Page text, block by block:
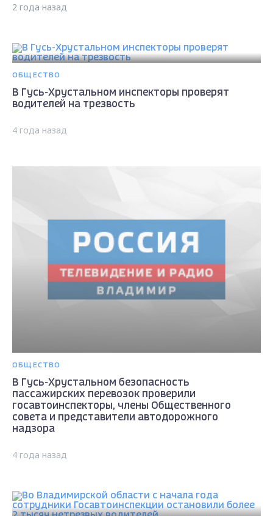
2 года назад
ОБЩЕСТВО
В Гусь-Хрустальном инспекторы проверят
водителей на трезвость
4 года назад
ОБЩЕСТВО
В Гусь-Хрустальном безопасность
пассажирских перевозок проверили
госавтоинспекторы, члены Общественного
совета и представители автодорожного
надзора
4 года назад